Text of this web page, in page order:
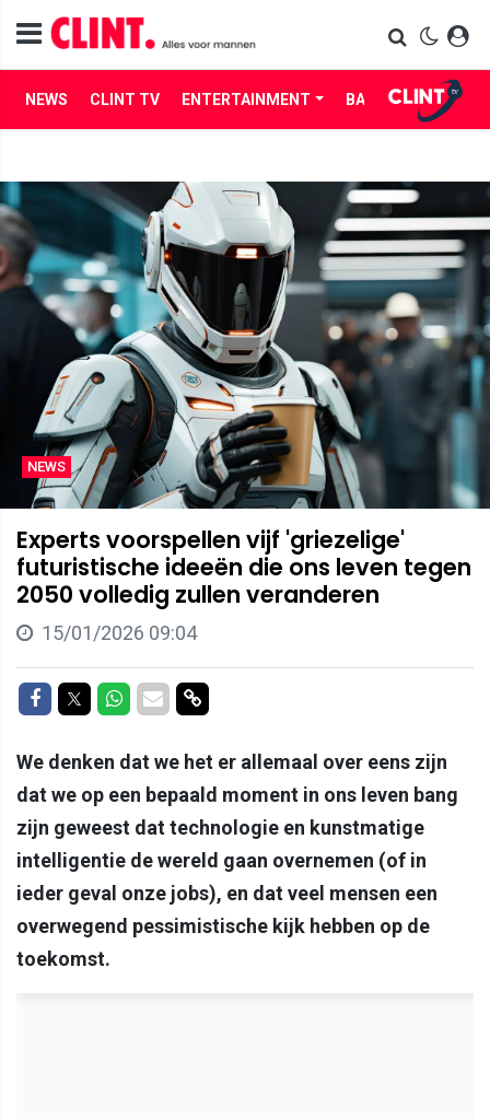
NEWS CLINT TV ENTERTAINMENT BABES LIFE
NEWS
Experts voorspellen vijf 'griezelige'
futuristische ideeën die ons leven tegen
2050 volledig zullen veranderen
15/01/2026 09:04
Delen op Facebook
Delen op Twitter
Delen op Whatsapp
Delen via Mail
Delen via link
We denken dat we het er allemaal over eens zijn
dat we op een bepaald moment in ons leven bang
zijn geweest dat technologie en kunstmatige
intelligentie de wereld gaan overnemen (of in
ieder geval onze jobs), en dat veel mensen een
overwegend pessimistische kijk hebben op de
toekomst.